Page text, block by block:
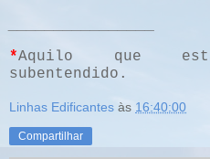
*Aquilo que
subentendido.
Linhas Edificantes às 16:40:00
Compartilhar